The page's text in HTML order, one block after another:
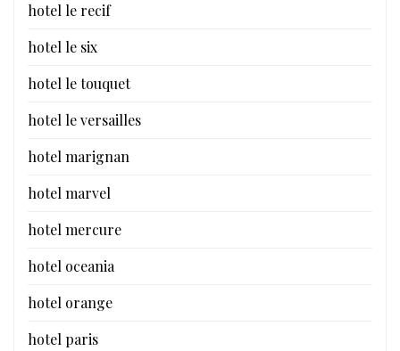
hotel le recif
hotel le six
hotel le touquet
hotel le versailles
hotel marignan
hotel marvel
hotel mercure
hotel oceania
hotel orange
hotel paris